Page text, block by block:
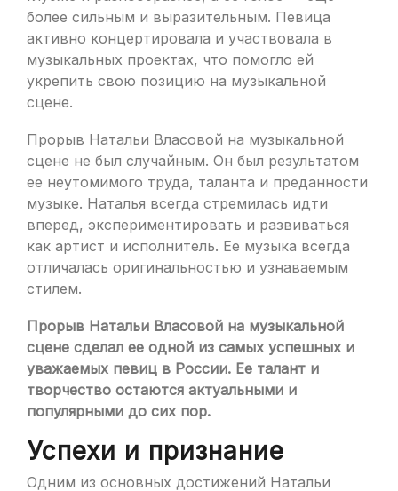
более сильным и выразительным. Певица
активно концертировала и участвовала в
музыкальных проектах, что помогло ей
укрепить свою позицию на музыкальной
сцене.
Прорыв Натальи Власовой на музыкальной
сцене не был случайным. Он был результатом
ее неутомимого труда, таланта и преданности
музыке. Наталья всегда стремилась идти
вперед, экспериментировать и развиваться
как артист и исполнитель. Ее музыка всегда
отличалась оригинальностью и узнаваемым
стилем.
Прорыв Натальи Власовой на музыкальной
сцене сделал ее одной из самых успешных и
уважаемых певиц в России. Ее талант и
творчество остаются актуальными и
популярными до сих пор.
Успехи и признание
Одним из основных достижений Натальи